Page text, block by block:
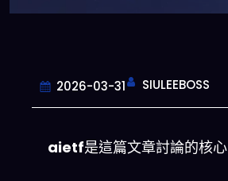
2026-03-31 SIULEEBOSS
aietf是這篇文章討論的核心